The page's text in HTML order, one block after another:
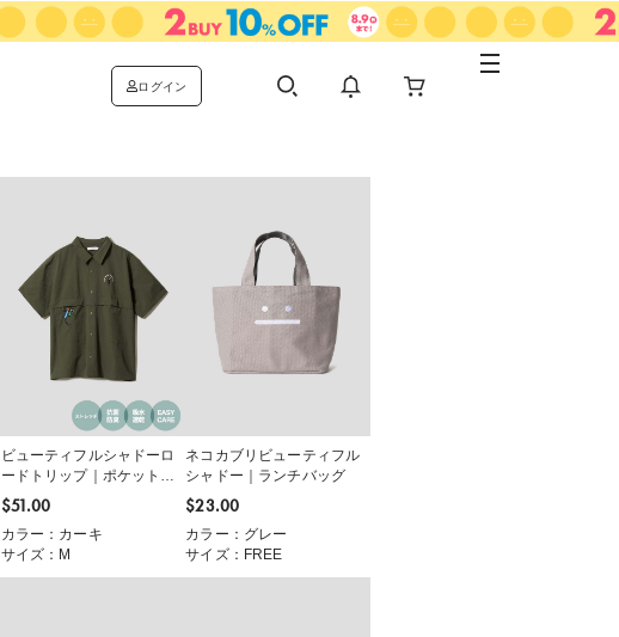
ログイン
ビューティフルシャドーロ
ードトリップ｜ポケット半
袖シャツ
$‌51.00
カラー：カーキ
サイズ：M
ネコカブリビューティフル
シャドー｜ランチバッグ
$‌23.00
カラー：グレー
サイズ：FREE